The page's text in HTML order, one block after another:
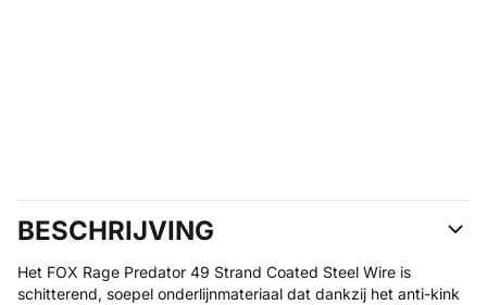
BESCHRIJVING
Het FOX Rage Predator 49 Strand Coated Steel Wire is
schitterend, soepel onderlijnmateriaal dat dankzij het anti-kink